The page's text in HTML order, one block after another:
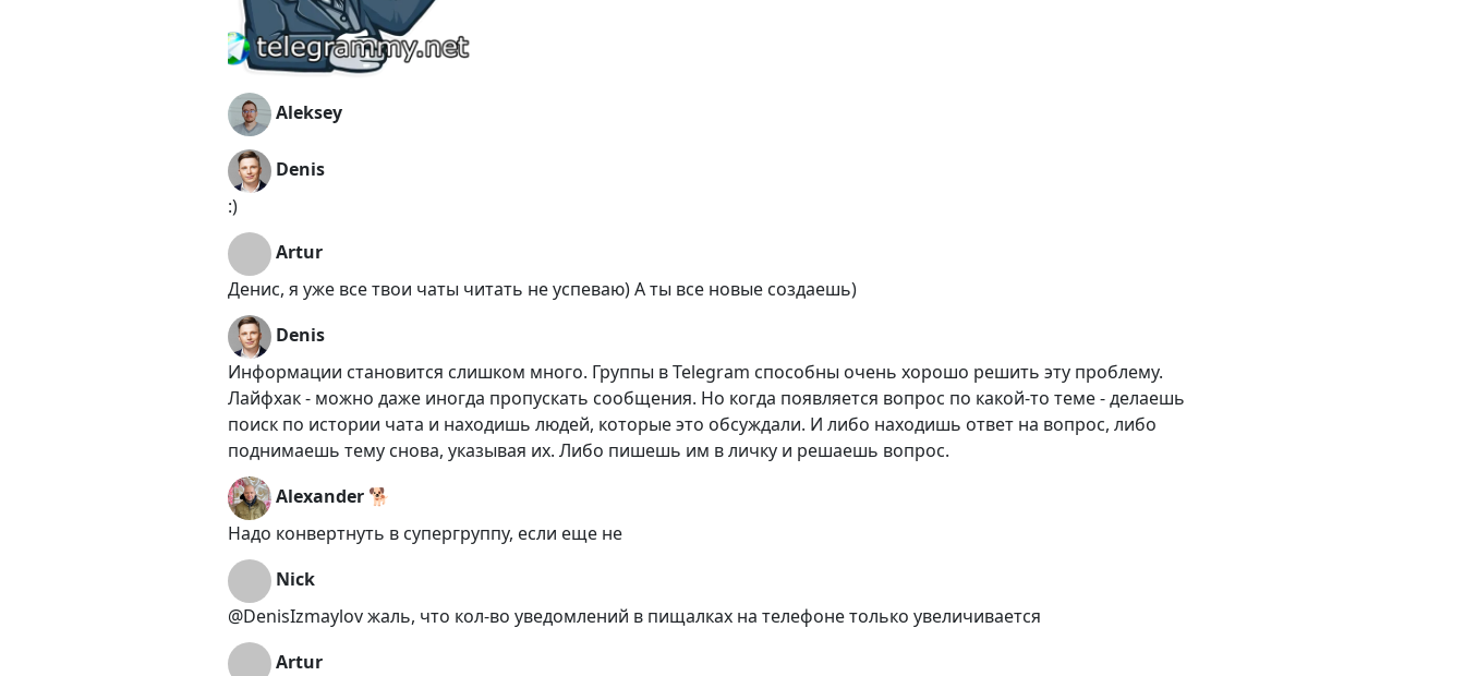
Aleksey
Denis
:)
Artur
Денис, я уже все твои чаты читать не успеваю) А ты все новые создаешь)
Denis
Информации становится слишком много. Группы в Telegram способны очень хорошо решить эту проблему.
Лайфхак - можно даже иногда пропускать сообщения. Но когда появляется вопрос по какой-то теме - делаешь
поиск по истории чата и находишь людей, которые это обсуждали. И либо находишь ответ на вопрос, либо
поднимаешь тему снова, указывая их. Либо пишешь им в личку и решаешь вопрос.
Alexander 🐕
Надо конвертнуть в супергруппу, если еще не
Nick
@DenisIzmaylov жаль, что кол-во уведомлений в пищалках на телефоне только увеличивается
Artur